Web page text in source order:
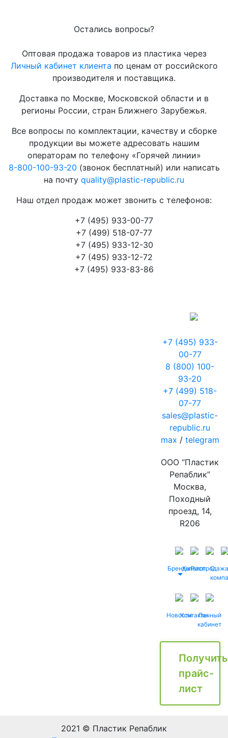
Остались вопросы?
Оптовая продажа товаров из пластика через
Личный кабинет клиента по ценам от российского
производителя и поставщика.
Доставка по Москве, Московской области и в
регионы России, стран Ближнего Зарубежья.
Все вопросы по комплектации, качеству и сборке
продукции вы можете адресовать нашим
операторам по телефону «Горячей линии»
8-800-100-93-20 (звонок бесплатный) или написать
на почту quality@plastic-republic.ru
Наш отдел продаж может звонить с телефонов:
+7 (495) 933-00-77
+7 (499) 518-07-77
+7 (495) 933-12-30
+7 (495) 933-12-72
+7 (495) 933-83-86
+7 (495) 933-
00-77
8 (800) 100-
93-20
+7 (499) 518-
07-77
sales@plastic-
republic.ru
max / telegram
ООО “Пластик
Репаблик”
Москва,
Походный
проезд, 14,
R206
БрендыКаталог
Распродажа
О
НовостиКонтактыЛичный
кабинет
Получить
прайс-
лист
2021 © Пластик Репаблик